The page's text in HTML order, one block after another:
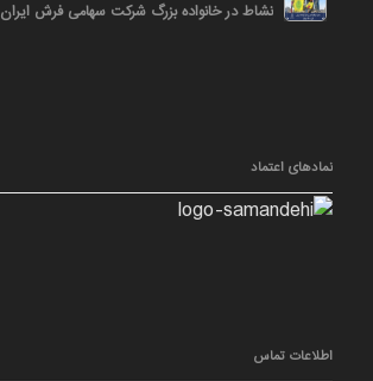
نشاط در خانواده بزرگ شرکت سهامی فرش ایران
نمادهای اعتماد
اطلاعات تماس